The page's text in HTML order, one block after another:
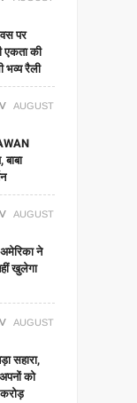
पर
एकता की
भव्य रैली
AUGUST
AUGUST
ने
खुलेगा
AUGUST
सहारा,
को